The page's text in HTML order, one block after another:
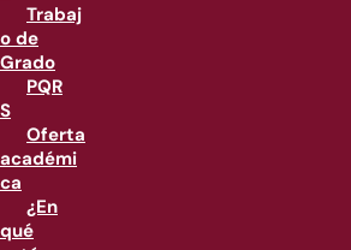
Trabaj
o de
Grado
PQR
S
Oferta
académi
ca
¿En
qué